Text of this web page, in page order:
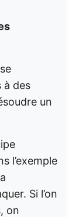
à des
un
l’exemple
Si l’on
on